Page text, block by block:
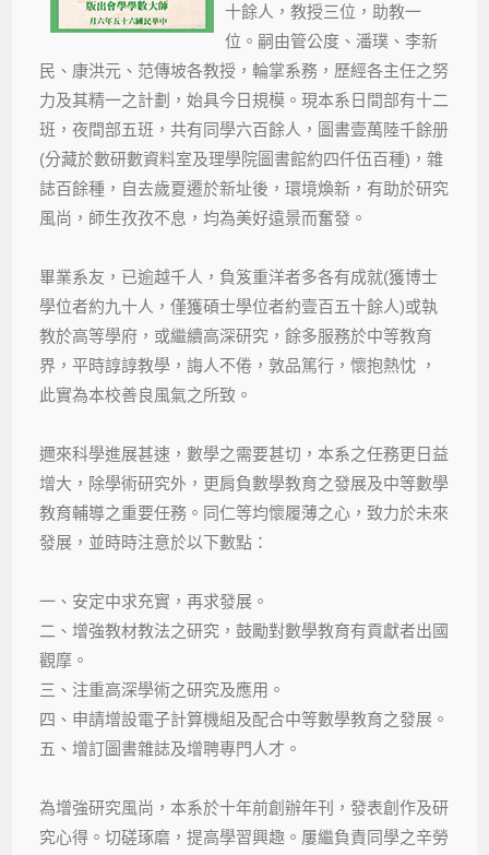
十餘人，教授三位，助教一
位。嗣由管公度、潘璞、李新
民、康洪元、范傳坡各教授，輪掌系務，歷經各主任之努
力及其精一之計劃，始具今日規模。現本系日間部有十二
班，夜間部五班，共有同學六百餘人，圖書壹萬陸千餘册
(分藏於數研數資料室及理學院圖書館約四仟伍百種)，雜
誌百餘種，自去歲夏遷於新址後，環境煥新，有助於研究
風尚，師生孜孜不息，均為美好遠景而奮發。
畢業系友，已逾越千人，負笈重洋者多各有成就(獲博士
學位者約九十人，僅獲碩士學位者約壹百五十餘人)或執
教於高等學府，或繼續高深研究，餘多服務於中等教育
界，平時諄諄教學，誨人不倦，敦品篤行，懷抱熱忱 ，
此實為本校善良風氣之所致。
邇來科學進展甚速，數學之需要甚切，本系之任務更日益
增大，除學術研究外，更肩負數學教育之發展及中等數學
教育輔導之重要任務。同仁等均懷履薄之心，致力於未來
發展，並時時注意於以下數點：
一、安定中求充實，再求發展。
二、增強教材教法之研究，鼓勵對數學教育有貢獻者出國
觀摩。
三、注重高深學術之研究及應用。
四、申請增設電子計算機組及配合中等數學教育之發展。
五、增訂圖書雜誌及增聘專門人才。
為增強研究風尚，本系於十年前創辦年刊，發表創作及研
究心得。切磋琢磨，提高學習興趣。屢繼負責同學之辛勞